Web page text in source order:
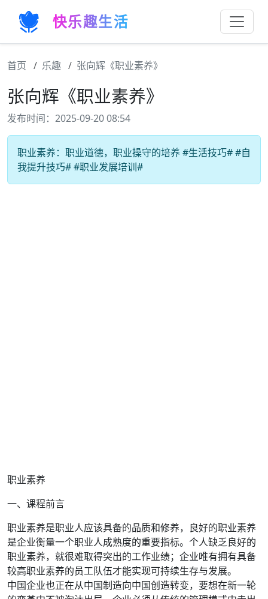
快乐趣生活
首页 乐趣 张向辉《职业素养》
张向辉《职业素养》
发布时间：2025-09-20 08:54
职业素养：职业道德，职业操守的培养 #生活技巧# #自
我提升技巧# #职业发展培训#
职业素养
一、课程前言
职业素养是职业人应该具备的品质和修养，良好的职业素养
是企业衡量一个职业人成熟度的重要指标。个人缺乏良好的
职业素养，就很难取得突出的工作业绩；企业唯有拥有具备
较高职业素养的员工队伍才能实现可持续生存与发展。
中国企业也正在从中国制造向中国创造转变，要想在新一轮